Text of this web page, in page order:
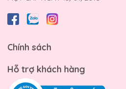
Chính sách
Hỗ trợ khách hàng